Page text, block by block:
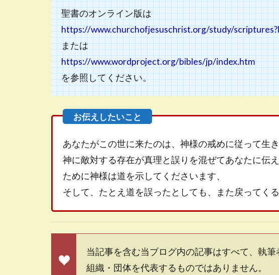
聖書のオンライン版は
https://www.churchofjesuschrist.org/study/
または
https://www.wordproject.org/bibles/jp/index.htm
を参照してください。
あなたがこの世に来たのは、神様の戒めに従って生き
神に敵対する存在が真理と誤りを混ぜてあなたに伝
ために神様は道を示してくださいます、
そして、たとえ道を誤ったとしても、また戻ってく
当記事を含む当ブログ内の記事はすべて、執
組織・団体を代表するものではありません。